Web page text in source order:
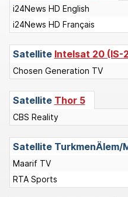
i24News HD English
i24News HD Français
Satellite Intelsat 20 (IS-
Chosen Generation TV
Satellite Thor 5
CBS Reality
Satellite TurkmenÄlem/
Maarif TV
RTA Sports